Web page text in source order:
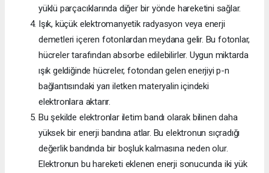
yüklü parçacıklarında diğer bir yönde hareketini sağlar.
Işık, küçük elektromanyetik radyasyon veya enerji
demetleri içeren fotonlardan meydana gelir. Bu fotonlar,
hücreler tarafından absorbe edilebilirler. Uygun miktarda
ışık geldiğinde hücreler, fotondan gelen enerjiyi p-n
bağlantısındaki yarı iletken materyalin içindeki
elektronlara aktarır.
Bu şekilde elektronlar iletim bandı olarak bilinen daha
yüksek bir enerji bandına atlar. Bu elektronun sıçradığı
değerlik bandında bir boşluk kalmasına neden olur.
Elektronun bu hareketi eklenen enerji sonucunda iki yük